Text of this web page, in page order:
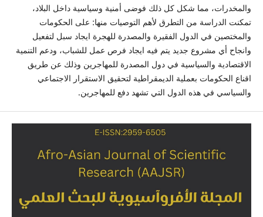
والمخدرات، مما شكل كل ذلك فوضى أمنية وسياسية داخل البلاد،
تمكنت الدراسة من التطرق لأهم التوصيات منها: على الحكومات
والمختصين في الدول الفقيرة والمصدرة للهجرة ايجاد سبل لتفعيل
وانجاح أي مشروع جديد يتم فيه ايجاد فرص عمل للشباب، ودعم التنمية
الاقتصادية والسياسية في دول المصدرة للمهاجرين وذلك عن طريق
اقناع الحكومات بعملية الديمقراطية لتحقيق الاستقرار الاجتماعي
والسياسي في هذه الدول التي تشهد دفع للمهاجرين.